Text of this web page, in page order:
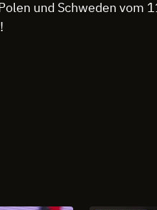
und Schweden vom